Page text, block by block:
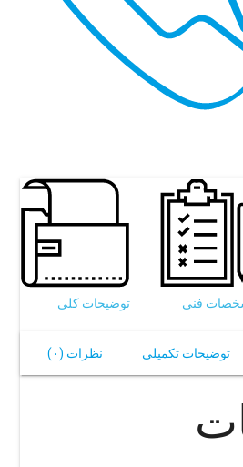
توضیحات کلی فنی
توضیحات تکمیلی نظرات (۰)